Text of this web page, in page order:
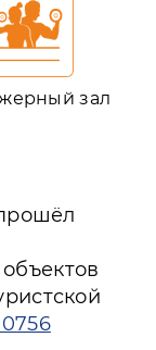
зал